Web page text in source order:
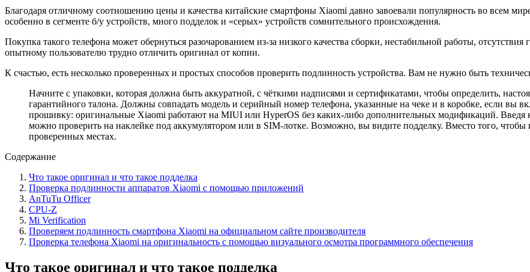
Благодаря отличному соотношению цены и качества китайские смартфоны Xiaomi давно завоевали популярность во всем
особенно в сегменте б/у устройств, много подделок и «серых» устройств сомнительного происхождения.
Покупка такого телефона может обернуться разочарованием из-за низкого качества сборки, нестабильной работы,
опытному пользователю трудно отличить оригинал от копии.
К счастью, есть несколько проверенных и простых способов проверить подлинность устройства. Вам не нужно быть
Начните с упаковки, которая должна быть аккуратной, с чёткими надписями и сертификатами, чтобы определить,
гарантийного талона. Должны совпадать модель и серийный номер телефона, указанные на чеке и в коробке, если вы
прошивку: оригинальные Xiaomi работают на MIUI или HyperOS без каких-либо дополнительных модификаций. Введя
можно проверить на наклейке под аккумулятором или в SIM-лотке. Возможно, вы видите подделку. Вместо того,
проверенных местах.
Содержание
Что такое оригинал и что такое подделка
Проверка подлинности аппаратов Xiaomi с помощью приложений
AnTuTu Officer
CPU-Z
Mi Verification
Проверяем подлинность смартфона Xiaomi на официальном сайте производителя
Проверка телефона Xiaomi на оригинальность с помощью визуального осмотра программного обеспечения
Что такое оригинал и что такое подделка